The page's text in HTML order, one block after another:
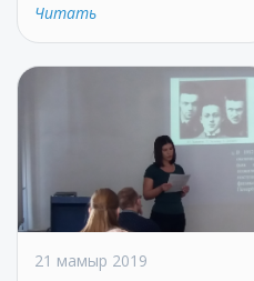
Читать
21 мамыр 2019